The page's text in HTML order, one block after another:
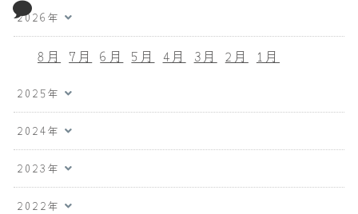
2026年
8月 7月 6月 5月 4月 3月 2月 1月
2025年
2024年
2023年
2022年